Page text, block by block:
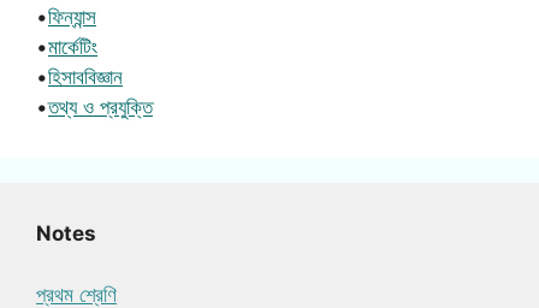
•ফিন্যান্স
•মার্কেটিং
•হিসাববিজ্ঞান
•তথ্য ও প্রযুক্তি
Notes
প্রথম শ্রেণি